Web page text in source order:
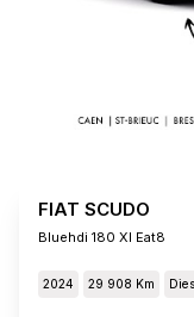
FIAT SCUDO
Bluehdi 180 Xl Eat8
2024 29 908 Km